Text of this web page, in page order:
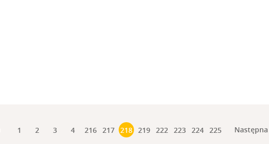
1 2 3 4 216 217 218 219 222 223 224 225 Następna